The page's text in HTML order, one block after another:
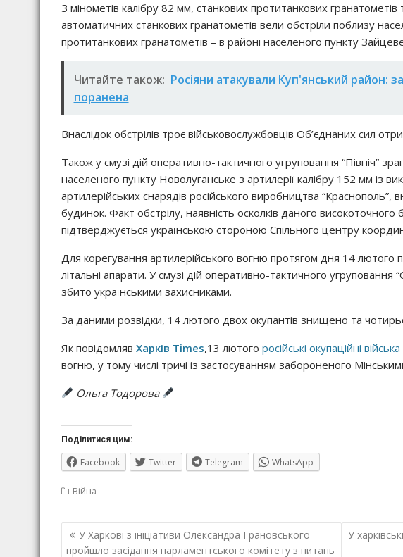
З мінометів калібру 82 мм, станкових протитанкових гранатометів
автоматичних станкових гранатометів вели обстріли поблизу
протитанкових гранатометів – в районі населеного пункту
Читайте також: Росіяни атакували Куп'янський район:
поранена
Внаслідок обстрілів троє військовослужбовців Об’єднаних сил
Також у смузі дій оперативно-тактичного угруповання “Північ”
населеного пункту Новолуганське з артилерії калібру 152 мм із
артилерійських снарядів російського виробництва “Краснополь”,
будинок. Факт обстрілу, наявність осколків даного
підтверджується українською стороною Спільного центру
Для корегування артилерійського вогню протягом дня 14 лютого
літальні апарати. У смузі дій оперативно-тактичного
збито українськими захисниками.
За даними розвідки, 14 лютого двох окупантів знищено та
Як повідомляв Харків Times,13 лютого російські окупаційні
вогню, у тому числі тричі із застосуванням забороненого
Ольга Тодорова
Поділитися цим:
Facebook Twitter Telegram WhatsApp
Війна
Навігація
записів
У Харкові з ініціативи Олександра Грановського
пройшло засідання парламентського комітету з питань
У